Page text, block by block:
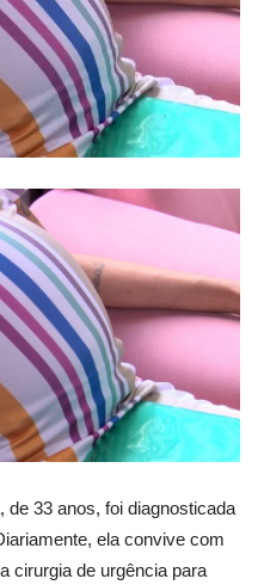
33 anos, foi diagnosticada
ela convive com
cirurgia de urgência para